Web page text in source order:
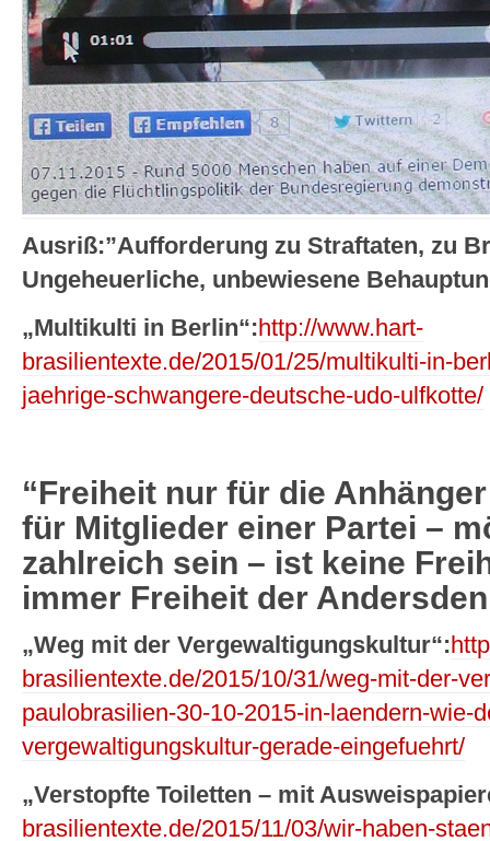
Ausriß:”Aufforderung zu Straftaten, zu
Ungeheuerliche, unbewiesene
„Multikulti in Berlin“:http://www.hart-
brasilientexte.de/2015/01/25/multikulti-in-
jaehrige-schwangere-deutsche-udo-ulfkotte/
“Freiheit nur für die
für Mitglieder einer Partei –
zahlreich sein – ist keine
immer Freiheit der
„Weg mit der Vergewaltigungskultur“:
brasilientexte.de/2015/10/31/weg-mit-der-
paulobrasilien-30-10-2015-in-laendern-wie-
vergewaltigungskultur-gerade-eingefuehrt/
„Verstopfte Toiletten – mit
brasilientexte.de/2015/11/03/wir-haben-